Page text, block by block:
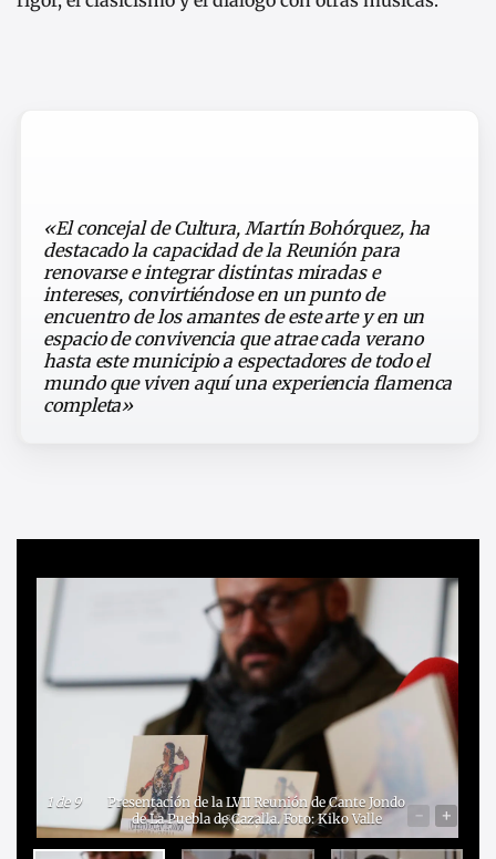
«El concejal de Cultura, Martín Bohórquez, ha
destacado la capacidad de la Reunión para
renovarse e integrar distintas miradas e
intereses, convirtiéndose en un punto de
encuentro de los amantes de este arte y en un
espacio de convivencia que atrae cada verano
hasta este municipio a espectadores de todo el
mundo que viven aquí una experiencia flamenca
completa»
1de 9
Presentación de la LVII Reunión de Cante Jondo
de La Puebla de Cazalla. Foto: Kiko Valle
- +